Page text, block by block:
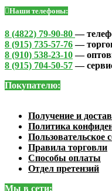
Наши телефоны:
8 (4822) 79-90-80—
8 (915) 735-57-76—
8 (910) 538-23-10—
8 (915) 704-50-57—
Покупателю:
Получение и
Политика
Пользовательское
Правила торговли
Способы оплаты
Отдел претензий
Мы в сети: